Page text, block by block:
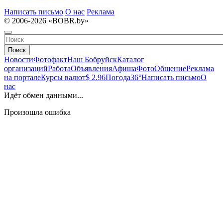
Написать письмо О нас Реклама
© 2006-2026 «BOBR.by»
Поиск
НовостиФотофактНаш БобруйскКаталог
организацийРаботаОбъявленияАфишаФотоОбщениеРеклама
на порталеКурсы валют$ 2.96Погода36°Написать письмоО
нас
Идёт обмен данными...
Произошла ошибка